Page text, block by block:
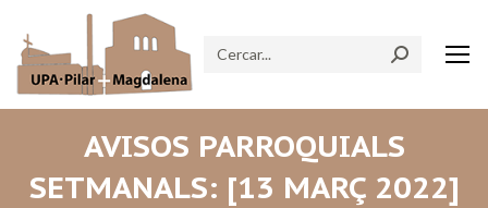
Search:
AVISOS PARROQUIALS
SETMANALS: [13 MARÇ 2022]